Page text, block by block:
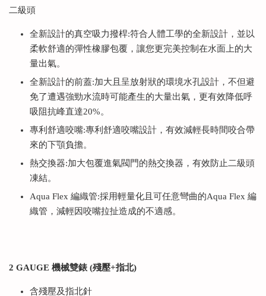
二級頭
全新設計的真空吸力撥桿:符合人體工學的全新設計，並以
柔軟舒適的彈性橡膠包覆，讓您更完美控制在水面上的大
量出氣。
全新設計的前蓋:加大且呈放射狀的環境水孔設計，不但避
免了遭遇強勁水流時可能產生的大量出氣，更有效降低呼
吸阻抗峰直達20%。
專利舒適咬嘴:專利舒適咬嘴設計，有效減輕長時間咬合帶
來的下顎負擔。
熱交換器:加大包覆進氣閥門的熱交換器，有效防止二級頭
凍結。
Aqua Flex 編織管:採用輕量化且可任意彎曲的Aqua Flex 編
織管，減輕因咬嘴拉扯造成的不適感。
2 GAUGE 機械雙錶 (殘壓+指北)
含殘壓及指北針